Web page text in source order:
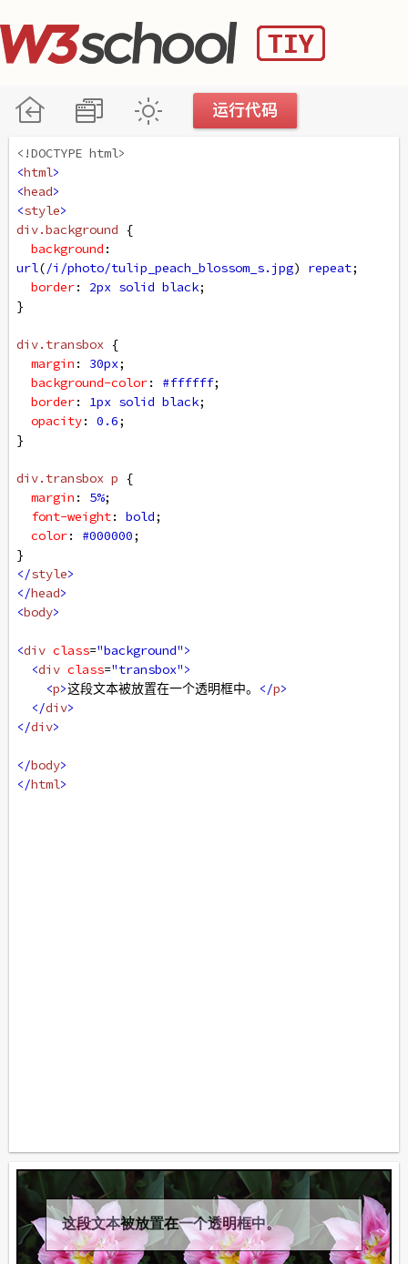
<!DOCTYPE html>
<html>
<head>
<style>
div.background {
background
url(/i/photo/tulip_peach_blossom_s.jpg) repeat;
border: 2px solid black;
}
div.transbox {
margin : 30px;
background-color: #ffffff;
border: 1px solid black;
opacity: 0.6;
}
div.transbox p {
margin : 5%;
font-weight: bold;
color: #000000;
}
</style>
</head>
<body>
<div class="background">
<div class="transbox">
<p>这段文本被放置在一个透明框中。 </p>
</div>
</div>
</body>
</html>